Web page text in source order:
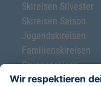
Skireisen Silvester
Skireisen Saison
Jugendskireisen
Familienskireisen
Gruppenreisen
Ski-Klassenfahrten